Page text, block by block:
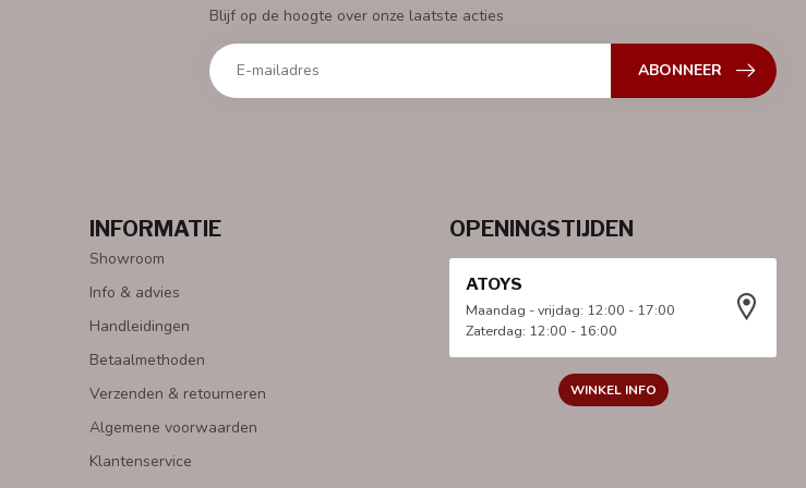
Blijf op de hoogte over onze laatste acties
ABONNEER
INFORMATIE
Showroom
Info & advies
Handleidingen
Betaalmethoden
Verzenden & retourneren
Algemene voorwaarden
Klantenservice
OPENINGSTIJDEN
ATOYS
Maandag - vrijdag: 12:00 - 17:00
Zaterdag: 12:00 - 16:00
WINKEL INFO